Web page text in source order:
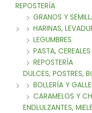
REPOSTERÍA
GRANOS Y
HARINAS,
LEGUMBRES
PASTA,
REPOSTERÍA
DULCES, POSTRES,
BOLLERÍA Y
CARAMELOS Y
ENDLULZANTES,